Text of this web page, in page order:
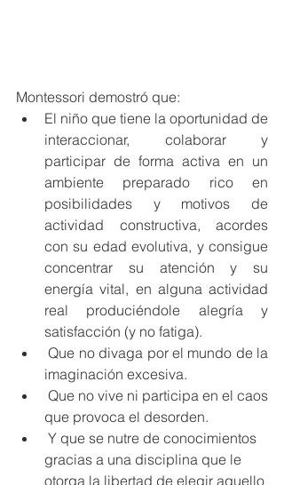
Montessori demostró que:
El niño que tiene la oportunidad de
interaccionar, colaborar y
participar de forma activa en un
ambiente preparado rico en
posibilidades y motivos de
actividad constructiva, acordes
con su edad evolutiva, y consigue
concentrar su atención y su
energía vital, en alguna actividad
real produciéndole alegría y
satisfacción (y no fatiga).
Que no divaga por el mundo de la
imaginación excesiva.
que provoca el desorden.
gracias a una disciplina que le
otorga la libertad de elegir aquello